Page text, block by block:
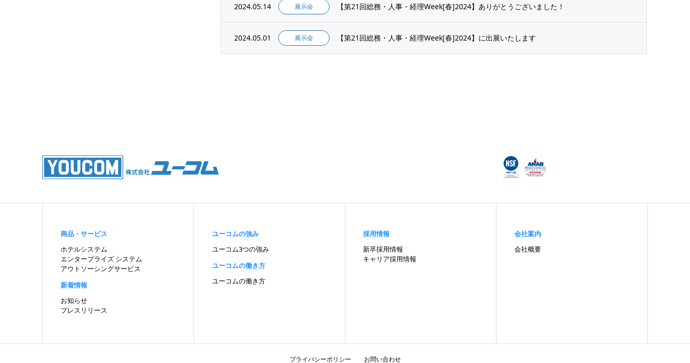
2024.05.14 展示会 【第21回総務・人事・経理Week[春]2024】ありがとうございました！
2024.05.01 展示会 【第21回総務・人事・経理Week[春]2024】に出展いたします
商品・ サービス
ホテルシステム
エンタープライズ システム
アウトソーシングサービス
新着情報
お知らせ
プレスリリース
ユーコムの強み
ユーコム3つの強み
ユーコムの働き方
ユーコムの働き方
採用情報
新卒採用情報
キャリア採用情報
会社案内
会社概要
プライバシーポリシー お問い合わせ